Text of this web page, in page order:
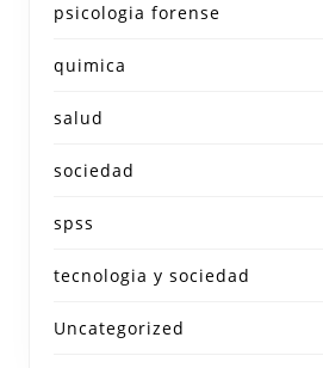
psicologia forense
quimica
salud
sociedad
spss
tecnologia y sociedad
Uncategorized